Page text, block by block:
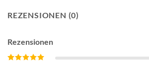
REZENSIONEN (0)
Rezensionen